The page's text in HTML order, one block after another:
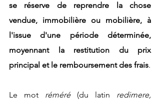
se réserve de reprendre la chose
vendue, immobilière ou mobilière, à
l'issue d'une période déterminée,
moyennant la restitution du prix
principal et le remboursement des frais.
Le mot réméré (du latin